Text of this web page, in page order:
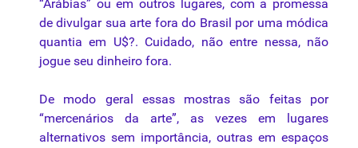
“Arábias” ou emoutros lugares, com a promessa
dedivulgar sua arte fora do Brasil por uma módica
quantia em U$?. Cuidado, não entre nessa, não
jogue seu dinheiro fora.
De modo geral essas mostras são feitas
por
“mercenários
da arte”, as vezes em lugares
alternativos sem importância, outras em espaços